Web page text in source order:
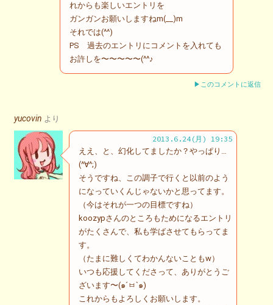
れからも楽しいエントリを
ガンガンお願いしますねm(__)m
それでは(^^)
PS 過去のエントリにコメントを入れても
お許しを〜〜〜〜〜(^^♪
▶このコメントに返信
yucovin より
2013.6.24(月) 19:35
ええ、と、幻化してましたか？やっぱり…
(^∀^;)
そうですね、この調子で行くと以前のよう
になっていくんじゃないかと思ってます。
（今はそれが一つの目標ですね）
koozypさんのところもためになるエントリ
がたくさんで、私も学ばさせてもらってま
す。
（たまに難しくてわかんないこともw）
いつも応援してくださって、ありがとうご
ざいます〜(๑´ㅂ`๑)
これからもよろしくお願いします。